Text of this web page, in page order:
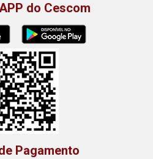
do Cescom
Pagamento